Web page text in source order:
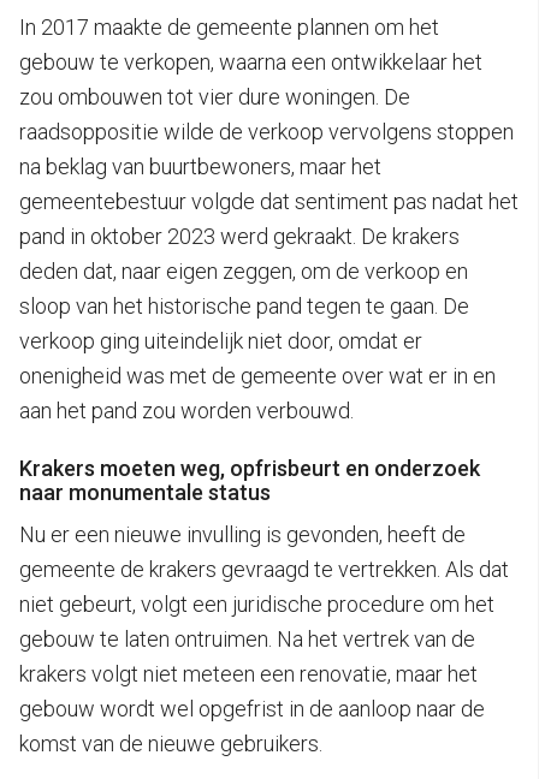
In 2017 maakte de gemeente plannen om het
gebouw te verkopen, waarna een ontwikkelaar het
zou ombouwen tot vier dure woningen. De
raadsoppositie wilde de verkoop vervolgens stoppen
na beklag van buurtbewoners, maar het
gemeentebestuur volgde dat sentiment pas nadat het
pand in oktober 2023 werd gekraakt. De krakers
deden dat, naar eigen zeggen, om de verkoop en
sloop van het historische pand tegen te gaan. De
verkoop ging uiteindelijk niet door, omdat er
onenigheid was met de gemeente over wat er in en
aan het pand zou worden verbouwd.
Krakers moeten weg, opfrisbeurt en onderzoek
naar monumentale status
Nu er een nieuwe invulling is gevonden, heeft de
gemeente de krakers gevraagd te vertrekken. Als dat
niet gebeurt, volgt een juridische procedure om het
gebouw te laten ontruimen. Na het vertrek van de
krakers volgt niet meteen een renovatie, maar het
gebouw wordt wel opgefrist in de aanloop naar de
komst van de nieuwe gebruikers.